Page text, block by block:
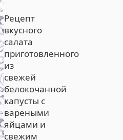
Рецепт
вкусного
салата
приготовленного
из
свежей
белокочанной
капусты с
вареными
яйцами и
свежим